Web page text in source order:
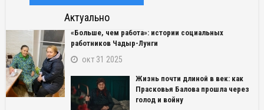
Актуально
«Больше, чем работа»: истории социальных
работников Чадыр-Лунги
окт 31 2025
Жизнь почти длиной в век: как
Прасковья Балова прошла через
голод и войну